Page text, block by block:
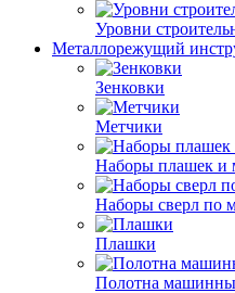
Уровни
Металлорежущий
Зенковки
Метчики
Наборы плашек и
Наборы сверл по
Плашки
Полотна